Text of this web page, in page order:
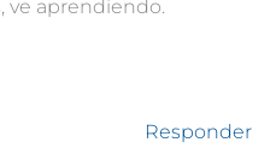
ve aprendiendo.
Responder